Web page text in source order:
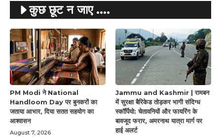
कुछ छूट न जाए ....
PM Modi ने National
Handloom Day पर बुनकरों का
जताया आभार, दिया सतत सहयोग का
आश्वासन
August 7, 2026
Jammu and Kashmir | रामबन
में सुरक्षा बैरिकेड तोड़कर भागी संदिग्ध
स्कॉर्पियो: चेतावनियों और फायरिंग के
बावजूद फरार, अमरनाथ यात्रा मार्ग पर
हाई अलर्ट